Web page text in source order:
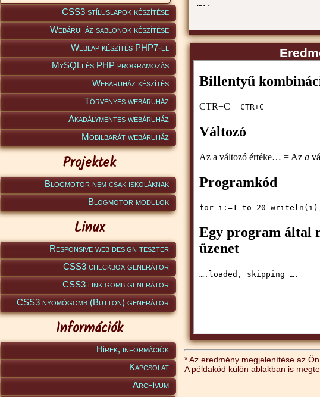
CSS3 stíluslapok készítése
Webáruház sablonok készítése
Weblap készítés PHP7-el
MySQLi és PHP programozás
Webáruház készítés
Törvényes webáruház
Akadálymentes webáruház
Mobilbarát webáruház
Projektek
Blogmotor nem csak iskoláknak
Blogmotor modulok
Linux
Responsive web design teszter
CSS3 checkbox generátor
CSS3 link gomb generátor
CSS3 nyomógomb (Button) generátor
Információk
Hírek, információk
Kapcsolat
Archívum
* Az eredmény megjelenítése az
A példakód külön ablakban is